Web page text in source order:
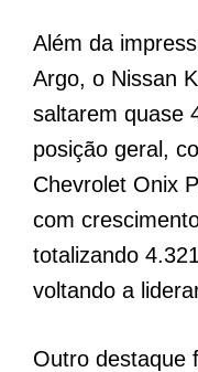
Além da
Argo, o Nissan
saltarem quase
posição geral,
Chevrolet Onix
com
totalizando
voltando a
Outro destaque